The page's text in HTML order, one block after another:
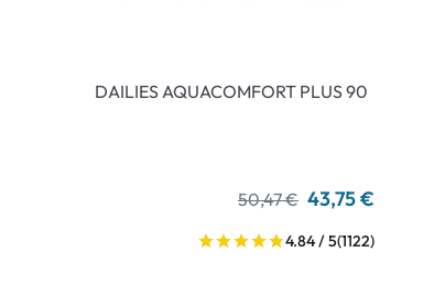
DAILIES AQUACOMFORT PLUS 90
50,47 € 43,75 €
4.84 / 5(1122)